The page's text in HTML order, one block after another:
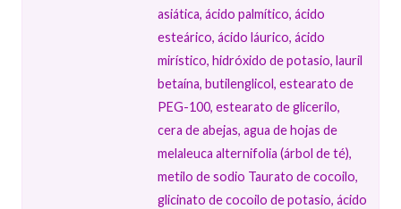
asiática, ácido palmítico, ácido
esteárico, ácido láurico, ácido
mirístico, hidróxido de potasio, lauril
betaína, butilenglicol, estearato de
PEG-100, estearato de glicerilo,
cera de abejas, agua de hojas de
melaleuca alternifolia (árbol de té),
metilo de sodio Taurato de cocoilo,
glicinato de cocoilo de potasio, ácido